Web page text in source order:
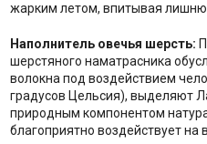
жарким летом, впитывая
Наполнительовечья шерсть:
шерстяного наматрасника
волокна под воздействием
градусов Цельсия), выделяют
природным компонентом
благоприятно воздействует на